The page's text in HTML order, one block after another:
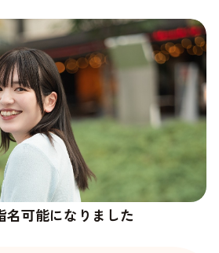
名可能になりました